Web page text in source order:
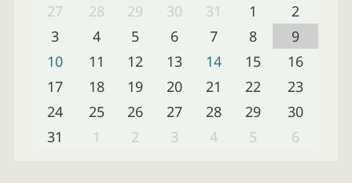
27
28 29 30 31 1
2
3
4 5 6 7 8
9
10
11 12 13 14 15
16
17
18 19 20 21 22
23
24
25 26 27 28 29
30
31
1 2 3 4 5 6